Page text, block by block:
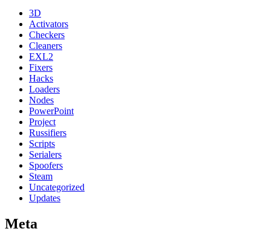
3D
Activators
Checkers
Cleaners
EXL2
Fixers
Hacks
Loaders
Nodes
PowerPoint
Project
Russifiers
Scripts
Serialers
Spoofers
Steam
Uncategorized
Updates
Meta